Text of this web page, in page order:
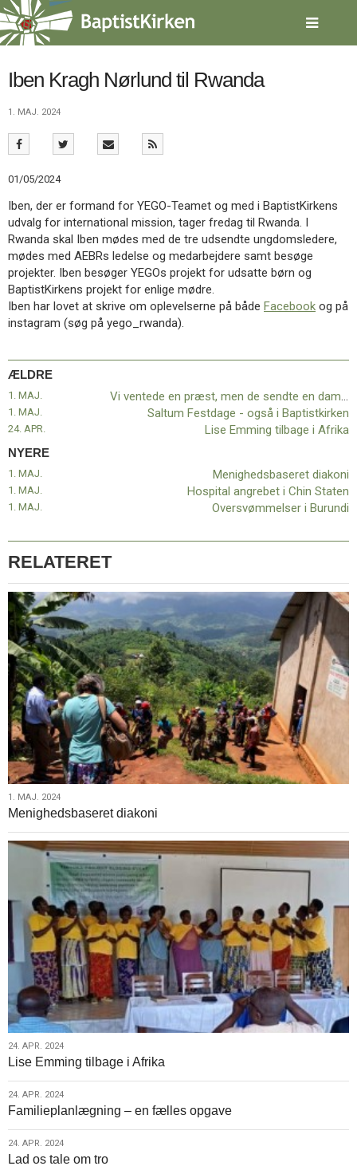
Spring
menu
over
gå
indhold Vend
forsiden
1.0:
Forside
3.0:
Kalender
4.0:
Inspiration
5.0:
Værktøjskassen
6.0:
Mission
7.0:
Om
BaptistKirken
8.0:
Kontakt
9.0:
Forside
Kalender
12.0:
Inspiration
13.0:
Værktøjskassen
14.0:
Mission
15.0:
Om
BaptistKirken
16.0:
Kontakt
Næste
indlæg:
diakoniForrige
indlæg:
ventede
en
præst,
men
de
sendte
en
dame…
Iben Kragh Nørlund til Rwanda
1. MAJ. 2024
01/05/2024
Iben, der er formand for YEGO-Teamet og med i BaptistKirkens
udvalg for international mission, tager fredag til Rwanda. I
Rwanda skal Iben mødes med de tre udsendte ungdomsledere,
mødes med AEBRs ledelse og medarbejdere samt besøge
projekter. Iben besøger YEGOs projekt for udsatte børn og
BaptistKirkens projekt for enlige mødre.
Iben har lovet at skrive om oplevelserne på både Facebook og på
instagram (søg på yego_rwanda).
ÆLDRE
1. MAJ. Vi ventede en præst, men de sendte en dame…
1. MAJ. Saltum Festdage - også i Baptistkirken
24. APR. Lise Emming tilbage i Afrika
NYERE
Menighedsbaseret diakoni
1. MAJ.
Hospital angrebet i Chin Staten
1. MAJ.
Oversvømmelser i Burundi
1. MAJ.
RELATERET
1.
maj.
2024
1. MAJ. 2024
Menighedsbaseret diakoni
24.
apr.
2024
24. APR. 2024
Lise Emming tilbage i Afrika
24.
apr.
2024
24. APR. 2024
Familieplanlægning – en fælles opgave
24.
apr.
24. APR. 2024
Lad os tale om tro